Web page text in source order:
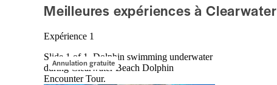
Meilleures expériences à Clearwater
Expérience 1
Annulation gratuite
Slide 1 of 1, Dolphin swimming underwater
during Clearwater Beach Dolphin
Encounter Tour.